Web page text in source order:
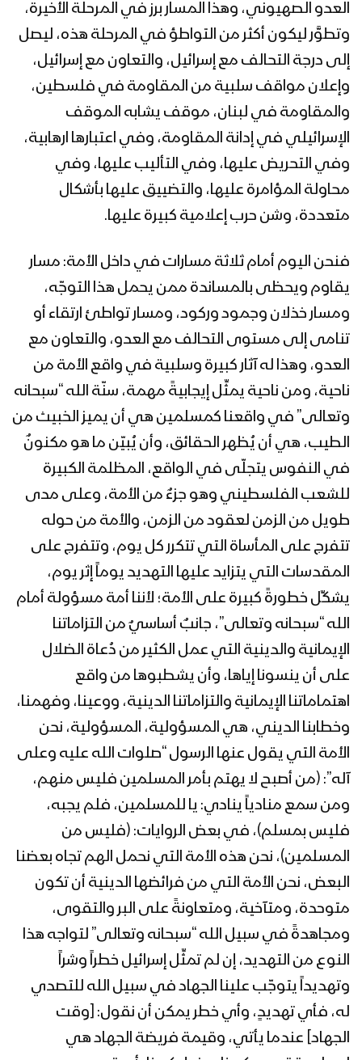
نجران – رسائل ومقابلات مع المجاهدين
قضيتنا الأولى – يوم القدس العالمي – مع
الله 1443هـ
وحدة الشعوب لمواجهة الخطر الإسرائيلي
– القول السديد 1443هـ
القدس هي المحور – يوم القدس العالمي
– مع الله 1443هـ
القدس إنتماء وغاية – يوم القدس العالمي
– مع الله 1443هـ
رسائل مجاهدو الجيش واللجان بمناسبة يوم
القدس العالمي – مع الله 1443هـ
كلمة قائد الثورة السيد عبدالملك بدرالدين
رمضان 1443هـ
كليب (أجيال القدس) –
#يوم_القدس_العالمي 1443هـ
ميادين الجهاد – حلقة خاصة بمناسبة يوم
القدس العالمي من جبهات نجران
كليب القدس مسعانا | عبد السلام القحوم
& أيمن قاطه – 1443هـ
مونتاج زامل ياقدس جاك الفتح – عيسى
الليث – 1443هـ
كلمة السيد عبد الملك بدر الدين الحوثي
ضمن كلمات قادة محور الجهاد والمقاومة
في منبر القدس1443هــ
نشيد محور الجهاد والمقاومة | فرقة أنصار
الله – الاعلام الحربي اليمني 1443هـ
العدو الصهيوني، وهذا المسار برز في المرحلة الأخيرة،
وتطوَّر ليكون أكثر من التواطؤ في المرحلة هذه، ليصل
إلى درجة التحالف مع إسرائيل، والتعاون مع إسرائيل،
وإعلان مواقف سلبية من المقاومة في فلسطين،
والمقاومة في لبنان، موقف يشابه الموقف
الإسرائيلي في إدانة المقاومة، وفي اعتبارها ارهابية،
وفي التحريض عليها، وفي التأليب عليها، وفي
محاولة المؤامرة عليها، والتضييق عليها بأشكال
متعددة، وشن حرب إعلامية كبيرة عليها.
فنحن اليوم أمام ثلاثة مسارات في داخل الأمة: مسار
يقاوم ويحظى بالمساندة ممن يحمل هذا التوجّه،
ومسار خذلان وجمود وركود، ومسار تواطئ ارتقاء أو
تنامى إلى مستوى التحالف مع العدو، والتعاون مع
العدو، وهذا له آثار كبيرة وسلبية في واقع الأمة من
ناحية، ومن ناحية يمثِّل إيجابيةً مهمة، سنّة الله “سبحانه
وتعالى” في واقعنا كمسلمين هي أن يميز الخبيث من
الطيب، هي أن يُظهر الحقائق، وأن يُبيّن ما هو مكنونٌ
في النفوس يتجلّى في الواقع، المظلمة الكبيرة
للشعب الفلسطيني وهو جزءٌ من الأمة، وعلى مدى
طويل من الزمن لعقود من الزمن، والأمة من حوله
تتفرج على المأساة التي تتكرر كل يوم، وتتفرج على
المقدسات التي يتزايد عليها التهديد يوماً إثر يوم،
يشكِّل خطورةً كبيرة على الأمة؛ لأننا أمة مسؤولة أمام
الله “سبحانه وتعالى”، جانبٌ أساسيٌ من التزاماتنا
الإيمانية والدينية التي عمل الكثير من دُعاة الضلال
على أن ينسونا إياها، وأن يشطبوها من واقع
اهتماماتنا الإيمانية والتزاماتنا الدينية، ووعينا، وفهمنا،
وخطابنا الديني، هي المسؤولية، المسؤولية، نحن
الأمة التي يقول عنها الرسول “صلوات الله عليه وعلى
آله”: (من أصبح لا يهتم بأمر المسلمين فليس منهم،
ومن سمع منادياً ينادي: يا للمسلمين، فلم يجبه،
فليس بمسلم)، في بعض الروايات: (فليس من
المسلمين)، نحن هذه الأمة التي نحمل الهم تجاه بعضنا
البعض، نحن الأمة التي من فرائضها الدينية أن تكون
متوحدة، ومتآخية، ومتعاونةً على البر والتقوى،
ومجاهدةً في سبيل الله “سبحانه وتعالى” لتواجه هذا
النوع من التهديد، إن لم تمثِّل إسرائيل خطراً وشراً
وتهديداً يتوجّب علينا الجهاد في سبيل الله للتصدي
له، فأي تهديدٍ، وأي خطر يمكن أن نقول: [وقت
الجهاد] عندما يأتي، وقيمة فريضة الجهاد هي